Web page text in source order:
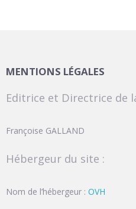
MENTIONS LÉGALES
Editrice et Directrice de
Françoise GALLAND
Hébergeur du site :
Nom de l’hébergeur : OVH